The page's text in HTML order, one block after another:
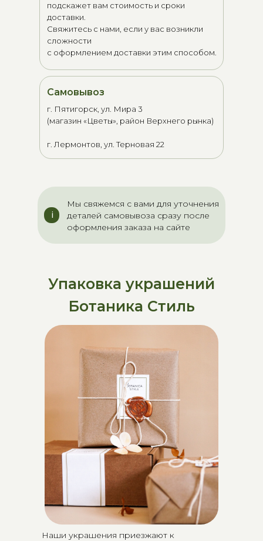
Самовывоз
г. Пятигорск, ул. Мира 3
(магазин «Цветы», район Верхнего рынка)
г. Лермонтов, ул. Терновая 22
подскажет вам стоимость и сроки
доставки.
Свяжитесь с нами, если у вас возникли
сложности
с оформлением доставки этим способом.
ii
Мы свяжемся с вами для уточнения
деталей самовывоза сразу после
оформления заказа на сайте
Упаковка украшений
Ботаника Стиль
Наши украшения приезжают к